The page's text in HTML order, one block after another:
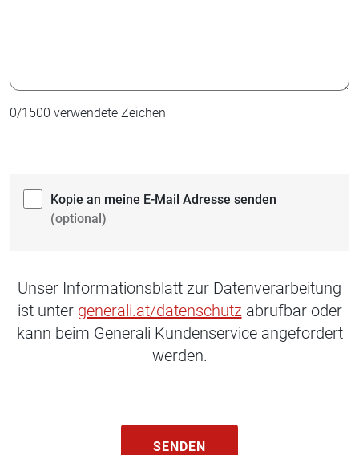
0/1500 verwendete Zeichen
Kopie an meine E-Mail Adresse senden
(optional)
Unser Informationsblatt zur Datenverarbeitung
ist unter generali.at/datenschutz abrufbar oder
kann beim Generali Kundenservice angefordert
werden.
SENDEN